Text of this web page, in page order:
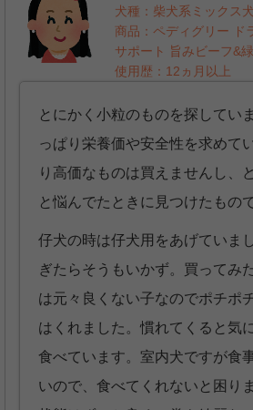
犬種：柴犬系ミックス犬
商品：ペディグリー ド
サポート 旨みビーフ&
使用歴：12ヵ月以上
とにかく小粒のものを探してい
っぱり栄養価や安全性を求めて
り高価なものは買えませんし、
と悩んでたときに見つけたもの
仔犬の時は仔犬用をあげていま
ぎたらそうもいかず。買ってみ
は元々良くない子なのでポチポ
はくれました。慣れてくると気
食べています。室内犬ですが食
いので、食べてくれないと困り